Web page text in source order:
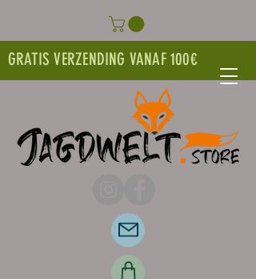
GRATIS VERZENDING VANAF 100€